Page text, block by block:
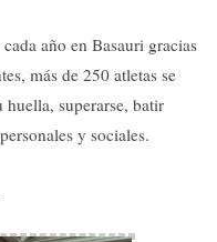
año en Basauri gracias
más de 250 atletas se
superarse, batir
y sociales.